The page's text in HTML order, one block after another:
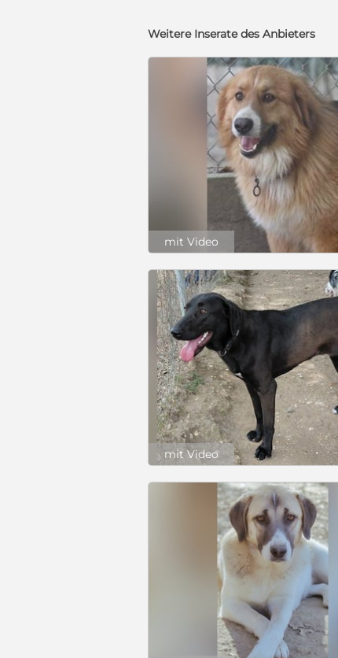
Weitere Inserate des Anbieters
mit Video
mit Video